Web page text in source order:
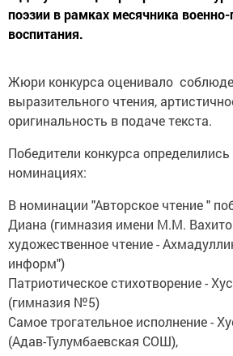
поэзии в рамках месячника военно-
воспитания.
Жюри конкурса оценивало
выразительного чтения,
оригинальность в подаче текста.
Победители конкурса
номинациях:
В номинации "Авторское чтение "
Диана (гимназия имени М.М.
художественное чтение -
информ")
Патриотическое стихотворение -
(гимназия №5)
Самое трогательное исполнение -
(Адав-Тулумбаевская СОШ),